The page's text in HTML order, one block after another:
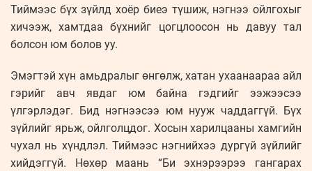
Тиймээс бүх зүйлд хоёр биеэ түшиж, нэгнээ ойлгохыг
хичээж, хамтдаа бүхнийг цогцлоосон нь давуу тал
болсон юм болов уу.
Эмэгтэй хүн амьдралыг өнгөлж, хатан ухаанаараа айл
гэрийг авч явдаг юм байна гэдгийг ээжээсээ
үлгэрлэдэг. Бид нэгнээсээ юм нууж чаддаггүй. Бүх
зүйлийг ярьж, ойлголцдог. Хосын харилцааны хамгийн
чухал нь хүндлэл. Тиймээс нэгнийхээ дургүй зүйлийг
хийдэггүй. Нөхөр маань “Би эхнэрээрээ гангарах